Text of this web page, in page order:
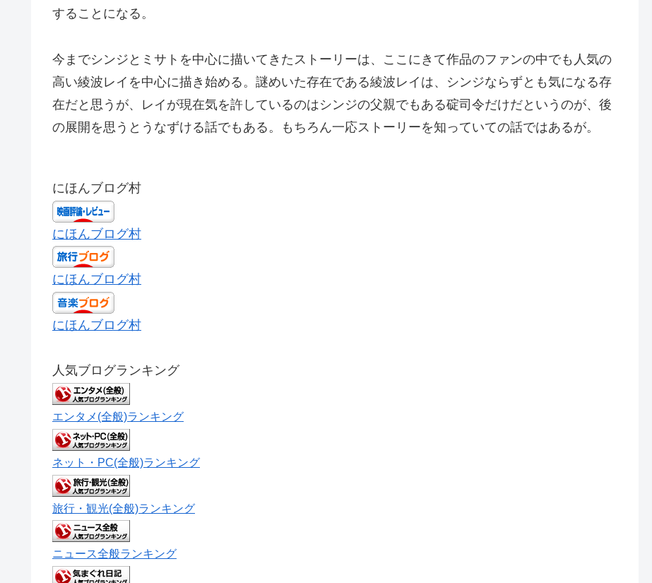
することになる。
今までシンジとミサトを中心に描いてきたストーリーは、ここにきて作品のファンの中でも人気の
高い綾波レイを中心に描き始める。謎めいた存在である綾波レイは、シンジならずとも気になる存
在だと思うが、レイが現在気を許しているのはシンジの父親でもある碇司令だけだというのが、後
の展開を思うとうなずける話でもある。もちろん一応ストーリーを知っていての話ではあるが。
にほんブログ村
にほんブログ村
にほんブログ村
にほんブログ村
人気ブログランキング
エンタメ(全般)ランキング
ネット・PC(全般)ランキング
旅行・観光(全般)ランキング
ニュース全般ランキング